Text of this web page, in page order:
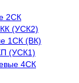
2СК
(УСК2)
1СК (ВК)
(УСК1)
4СК